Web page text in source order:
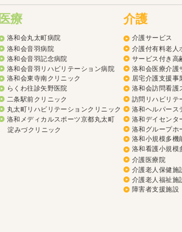
医療
洛和会丸太町病院
洛和会音羽病院
洛和会音羽記念病院
洛和会音羽リハビリテーション病院
洛和会東寺南クリニック
らくわ往診矢野医院
二条駅前クリニック
丸太町リハビリテーションクリニック
洛和メディカルスポーツ京都丸太町
淀みづクリニック
介護
介護サービス
介護付有料老人
サービス付き高
洛和会医療介護
居宅介護支援事
洛和会訪問看護
訪問リハビリテ
洛和ヘルパース
洛和デイセンタ
洛和グループホ
洛和小規模多機
洛和看護小規模
介護医療院
介護老人保健施
介護老人福祉施
障害者支援施設